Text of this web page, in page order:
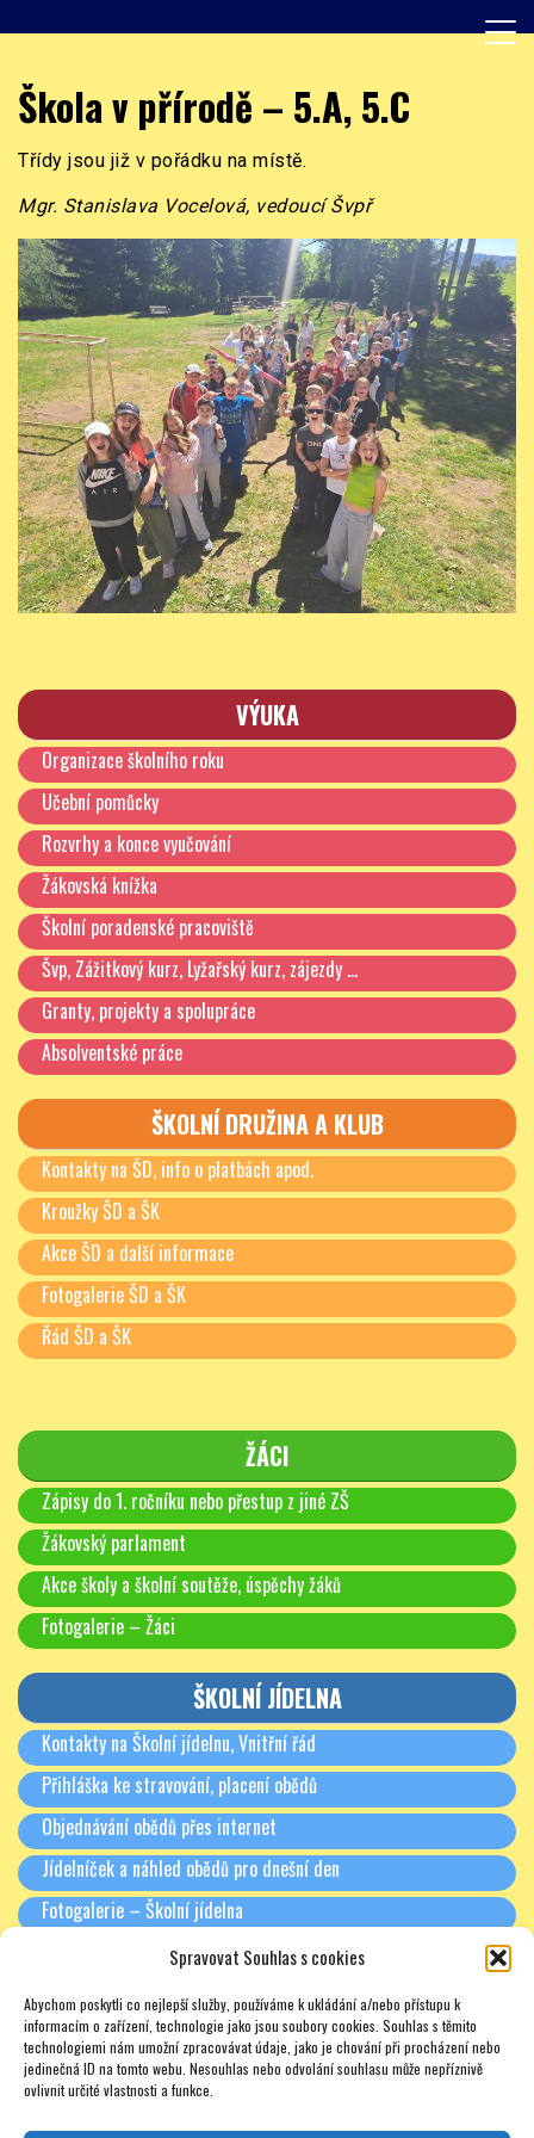
Spravovat Souhlas s cookies
Abychom poskytli co nejlepší služby, používáme k ukládání a/nebo přístupu k
informacím o zařízení, technologie jako jsou soubory cookies. Souhlas s těmito
technologiemi nám umožní zpracovávat údaje, jako je chování při procházení nebo
jedinečná ID na tomto webu. Nesouhlas nebo odvolání souhlasu může nepříznivě
ovlivnit určité vlastnosti a funkce.
to
ZŠ Burešova
Škola v přírodě – 5.A, 5.C
Třídy jsou již v pořádku na místě.
Mgr. Stanislava Vocelová, vedoucí Švpř
VÝUKA
Organizace školního roku
Učební pomůcky
Rozvrhy a konce vyučování
Žákovská knížka
Školní poradenské pracoviště
Švp, Zážitkový kurz, Lyžařský kurz, zájezdy …
Granty, projekty a spolupráce
Absolventské práce
ŠKOLNÍ DRUŽINA A KLUB
Kontakty na ŠD, info o platbách apod.
Kroužky ŠD a ŠK
Akce ŠD a další informace
Fotogalerie ŠD a ŠK
Řád ŠD a ŠK
ŽÁCI
Zápisy do 1. ročníku nebo přestup z jiné ZŠ
Žákovský parlament
Akce školy a školní soutěže, úspěchy žáků
Fotogalerie – Žáci
ŠKOLNÍ JÍDELNA
Kontakty na Školní jídelnu, Vnitřní řád
Přihláška ke stravování, placení obědů
Objednávání obědů přes internet
Jídelníček a náhled obědů pro dnešní den
Fotogalerie – Školní jídelna
Třídní schůzky + Spolek rodičů (dříve SRPŠ)
Rada školy